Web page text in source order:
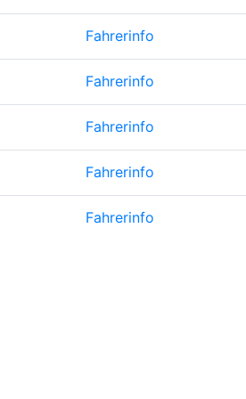
Fahrerinfo
Fahrerinfo
Fahrerinfo
Fahrerinfo
Fahrerinfo